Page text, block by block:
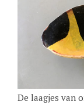
De laagjes van